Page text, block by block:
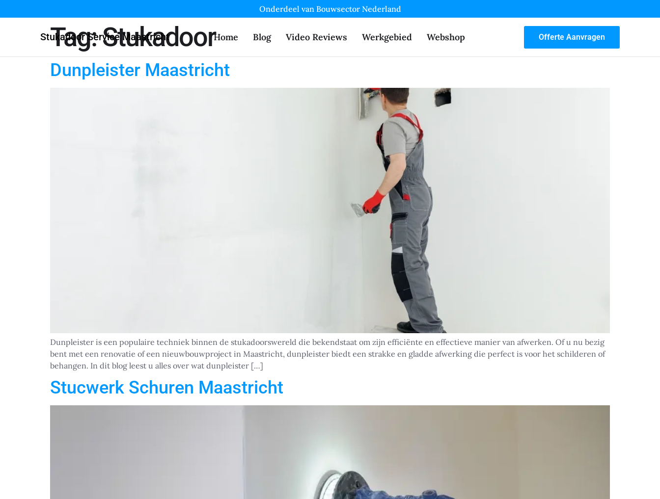
Onderdeel van Bouwsector Nederland
Stukadoor Service Maastricht Home Blog Video Reviews Werkgebied Webshop Offerte Aanvragen
Tag:Stukadoor
Dunpleister Maastricht
Dunpleister is een populaire techniek binnen de stukadoorswereld die bekendstaat om zijn efficiënte en effectieve manier van afwerken. Of u nu bezig
bent met een renovatie of een nieuwbouwproject in Maastricht, dunpleister biedt een strakke en gladde afwerking die perfect is voor het schilderen of
behangen. In dit blog leest u alles over wat dunpleister […]
Stucwerk Schuren Maastricht